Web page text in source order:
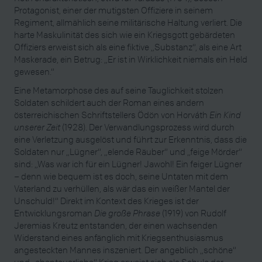
Protagonist, einer der mutigsten Offiziere in seinem
Regiment, allmählich seine militärische Haltung verliert. Die
harte Maskulinität des sich wie ein Kriegsgott gebärdeten
Offiziers erweist sich als eine fiktive „Substanz“, als eine Art
Maskerade, ein Betrug: „Er ist in Wirklichkeit niemals ein Held
gewesen.“
Eine Metamorphose des auf seine Tauglichkeit stolzen
Soldaten schildert auch der Roman eines andern
österreichischen Schriftstellers Ödön von Horváth Ein Kind
unserer Zeit (1928). Der Verwandlungsprozess wird durch
eine Verletzung ausgelöst und führt zur Erkenntnis, dass die
Soldaten nur „Lügner“, „elende Räuber“ und „feige Mörder“
sind: „Was war ich für ein Lügner! Jawohl! Ein feiger Lügner
– denn wie bequem ist es doch, seine Untaten mit dem
Vaterland zu verhüllen, als wär das ein weißer Mantel der
Unschuld!“ Direkt im Kontext des Krieges ist der
Entwicklungsroman Die große Phrase (1919) von Rudolf
Jeremias Kreutz entstanden, der einen wachsenden
Widerstand eines anfänglich mit Kriegsenthusiasmus
angesteckten Mannes inszeniert. Der angeblich „schöne“